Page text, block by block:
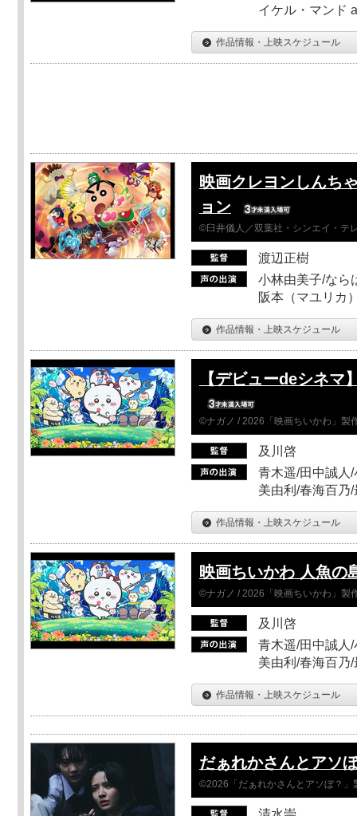
イケル・マンド
作品情報・上映スケジュール
映画クレヨンしんち
ョン
©臼井儀人／双葉社・シンエイ・テ
渡辺正樹
小林由美子/なら
阪本（マユリカ
作品情報・上映スケジュール
【デビューdeシネマ
©ナガノ / 2026「映画ちいかわ」製
及川啓
青木遥/田中誠人
美由利/春海百乃
作品情報・上映スケジュール
映画ちいかわ 人魚の
©ナガノ / 2026「映画ちいかわ」製
及川啓
青木遥/田中誠人
美由利/春海百乃
作品情報・上映スケジュール
だぁれかさんとアソ
©2026「だぁれかさんとアソぼ？」